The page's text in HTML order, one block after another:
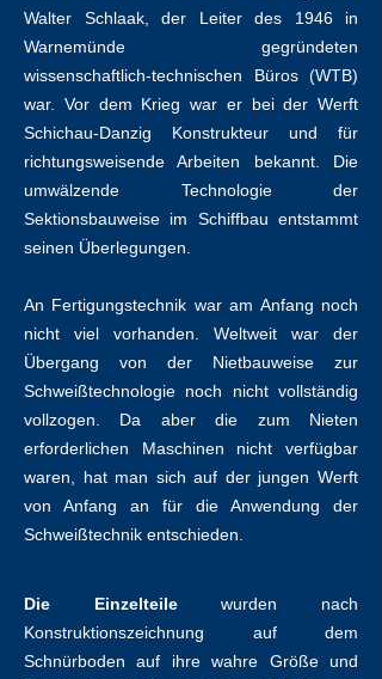
Walter Schlaak, der Leiter des 1946 in
Warnemünde gegründeten
wissenschaftlich-technischen Büros (WTB)
war. Vor dem Krieg war er bei der Werft
Schichau-Danzig Konstrukteur und für
richtungsweisende Arbeiten bekannt. Die
umwälzende Technologie der
Sektionsbauweise im Schiffbau entstammt
seinen Überlegungen.
An Fertigungstechnik war am Anfang noch
nicht viel vorhanden. Weltweit war der
Übergang von der Nietbauweise zur
Schweißtechnologie noch nicht vollständig
vollzogen. Da aber die zum Nieten
erforderlichen Maschinen nicht verfügbar
waren, hat man sich auf der jungen Werft
von Anfang an für die Anwendung der
Schweißtechnik entschieden.
Die Einzelteilewurden nach
Konstruktionszeichnung auf dem
Schnürboden auf ihre wahre Größe und